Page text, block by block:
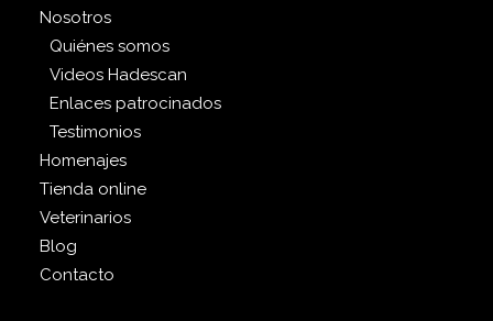
Nosotros
Quiénes somos
Videos Hadescan
Enlaces patrocinados
Testimonios
Homenajes
Tienda online
Veterinarios
Blog
Contacto